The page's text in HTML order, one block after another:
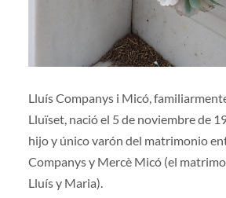
Lluís Companys i Micó,
Lluïset, nació el 5 de noviembre de
hijo y único varón del matrimonio
Companys y Mercè Micó (el
Lluís y Maria).